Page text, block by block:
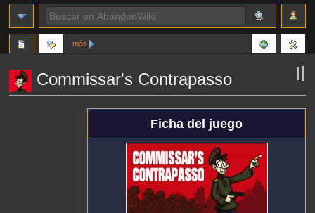
Commissar's Contrapasso
Ficha del juego
más